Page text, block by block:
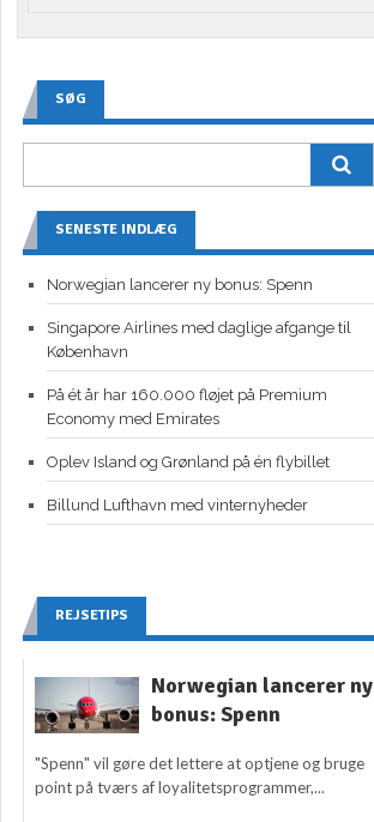
SØG
SENESTE INDLÆG
Norwegian lancerer ny bonus: Spenn
Singapore Airlines med daglige afgange til
København
På ét år har 160.000 fløjet på Premium
Economy med Emirates
Oplev Island og Grønland på én flybillet
Billund Lufthavn med vinternyheder
REJSETIPS
Norwegian lancerer ny
bonus: Spenn
"Spenn" vil gøre det lettere at optjene og bruge
point på tværs af loyalitetsprogrammer,...